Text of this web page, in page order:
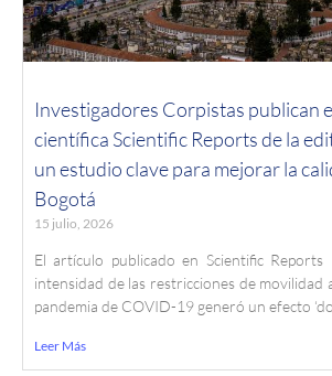
Investigadores Corpistas publican
científica Scientific Reports de la
un estudio clave para mejorar la
Bogotá
15 julio, 2026
El artículo publicado en Scientific
intensidad de las restricciones de movilidad
pandemia de COVID-19 generó un efecto
Leer Más